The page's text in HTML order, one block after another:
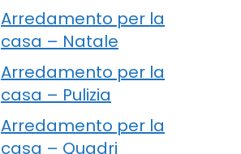
Arredamento per la
casa – Natale
Arredamento per la
casa – Pulizia
Arredamento per la
casa – Quadri